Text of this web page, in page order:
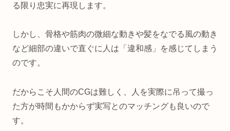
る限り忠実に再現します。
しかし、骨格や筋肉の微細な動きや髪をなでる風の動き
など細部の違いで直ぐに人は「違和感」を感じてしまう
のです。
だからこそ人間のCGは難しく、人を実際に吊って撮っ
た方が時間もかからず実写とのマッチングも良いので
す。